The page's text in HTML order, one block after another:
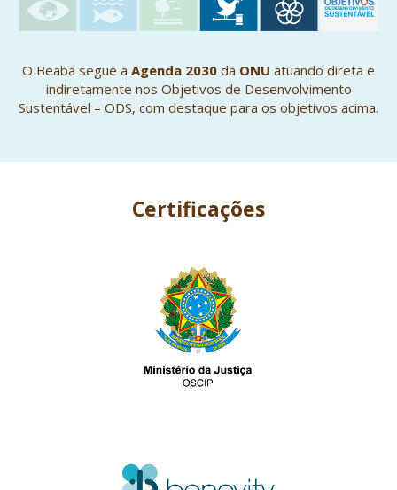
O Beaba segue a Agenda 2030 da ONU atuando direta e
indiretamente nos Objetivos de Desenvolvimento
Sustentável – ODS, com destaque para os objetivos acima.
Certificações